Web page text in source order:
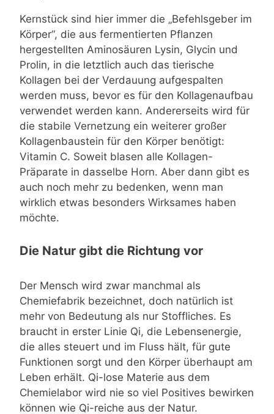
Kernstück sind hier immer die „Befehlsgeber im
Körper“, die aus fermentierten Pflanzen
hergestellten Aminosäuren Lysin, Glycin und
Prolin, in die letztlich auch das tierische
Kollagen bei der Verdauung aufgespalten
werden muss, bevor es für den Kollagenaufbau
verwendet werden kann. Andererseits wird für
die stabile Vernetzung ein weiterer großer
Kollagenbaustein für den Körper benötigt:
Vitamin C. Soweit blasen alle Kollagen-
Präparate in dasselbe Horn. Aber dann gibt es
auch noch mehr zu bedenken, wenn man
wirklich etwas besonders Wirksames haben
möchte.
Die Natur gibt die Richtung vor
Der Mensch wird zwar manchmal als
Chemiefabrik bezeichnet, doch natürlich ist
mehr von Bedeutung als nur Stoffliches. Es
braucht in erster Linie Qi, die Lebensenergie,
die alles steuert und im Fluss hält, für gute
Funktionen sorgt und den Körper überhaupt am
Leben erhält. Qi-lose Materie aus dem
Chemielabor wird nie so viel Positives bewirken
können wie Qi-reiche aus der Natur.